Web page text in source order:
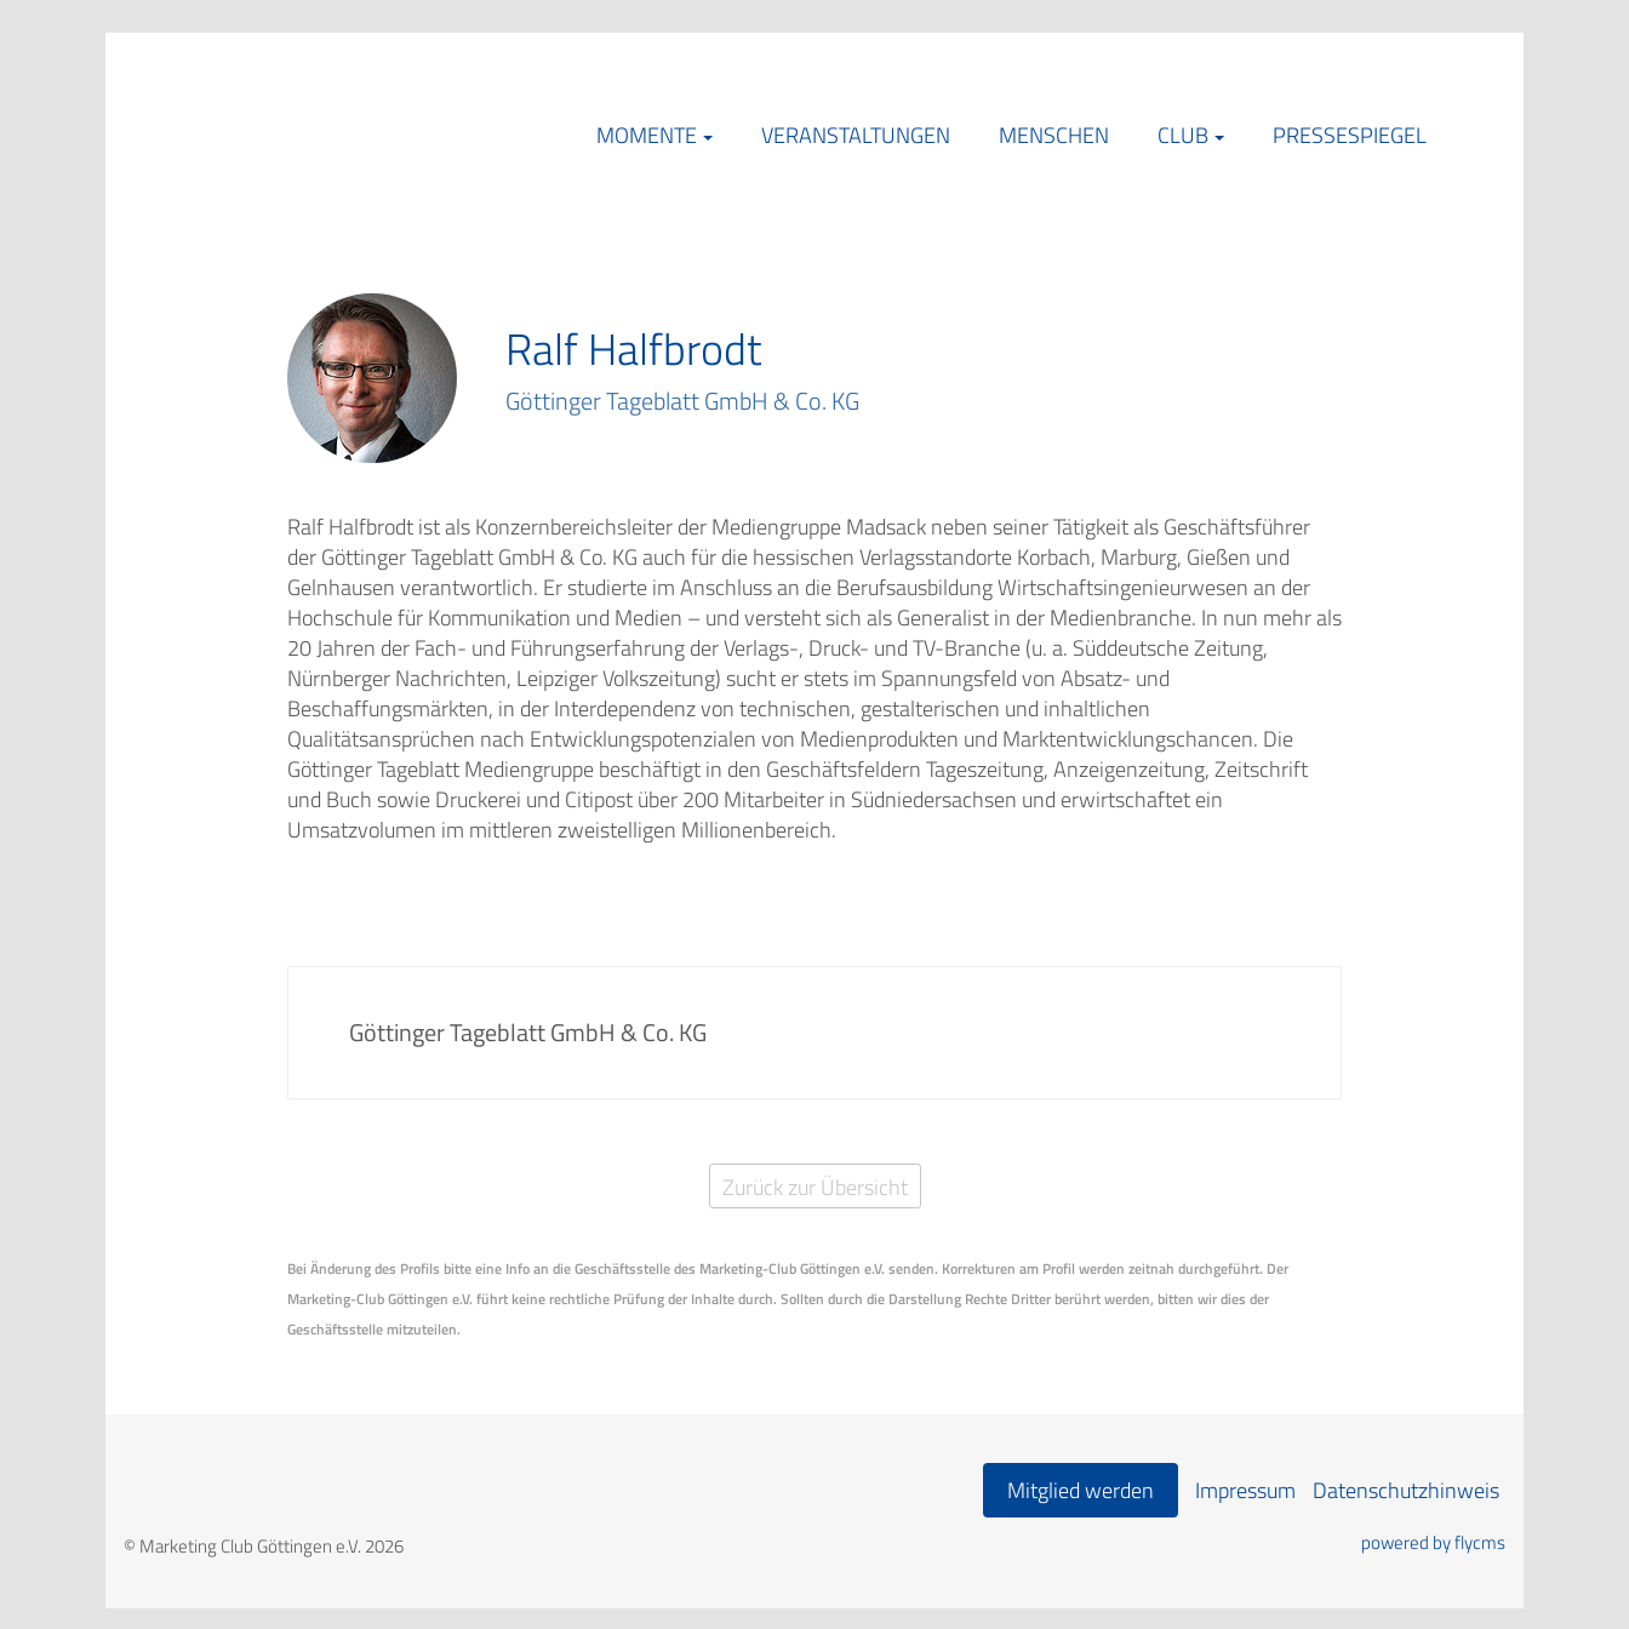
MOMENTE
VERANSTALTUNGEN MENSCHEN CLUB PRESSESPIEGEL
Ralf Halfbrodt
Göttinger Tageblatt GmbH & Co. KG
Ralf Halfbrodt ist als Konzernbereichsleiter der Mediengruppe Madsack neben seiner Tätigkeit als Geschäftsführer
der Göttinger Tageblatt GmbH & Co. KG auch für die hessischen Verlagsstandorte Korbach, Marburg, Gießen und
Gelnhausen verantwortlich. Er studierte im Anschluss an die Berufsausbildung Wirtschaftsingenieurwesen an der
Hochschule für Kommunikation und Medien – und versteht sich als Generalist in der Medienbranche. In nun mehr als
20 Jahren der Fach- und Führungserfahrung der Verlags-, Druck- und TV-Branche (u. a. Süddeutsche Zeitung,
Nürnberger Nachrichten, Leipziger Volkszeitung) sucht er stets im Spannungsfeld von Absatz- und
Beschaffungsmärkten, in der Interdependenz von technischen, gestalterischen und inhaltlichen
Qualitätsansprüchen nach Entwicklungspotenzialen von Medienprodukten und Marktentwicklungschancen. Die
Göttinger Tageblatt Mediengruppe beschäftigt in den Geschäftsfeldern Tageszeitung, Anzeigenzeitung, Zeitschrift
und Buch sowie Druckerei und Citipost über 200 Mitarbeiter in Südniedersachsen und erwirtschaftet ein
Umsatzvolumen im mittleren zweistelligen Millionenbereich.
Göttinger Tageblatt GmbH & Co. KG
Zurück zur Übersicht
Bei Änderung des Profils bitte eine Info an die Geschäftsstelle des Marketing-Club Göttingen e.V. senden. Korrekturen am Profil werden zeitnah durchgeführt. Der
Marketing-Club Göttingen e.V. führt keine rechtliche Prüfung der Inhalte durch. Sollten durch die Darstellung Rechte Dritter berührt werden, bitten wir dies der
Geschäftsstelle mitzuteilen.
Mitglied werden Impressum Datenschutzhinweis
© Marketing Club Göttingen e.V. 2026 powered by flycms